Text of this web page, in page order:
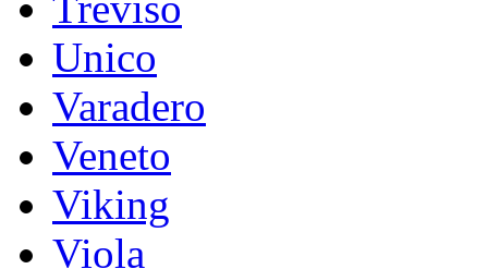
Unico
Varadero
Veneto
Viking
Viola